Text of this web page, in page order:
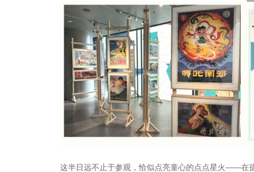
这半日远不止于参观，恰似点亮童心的点点星火——在